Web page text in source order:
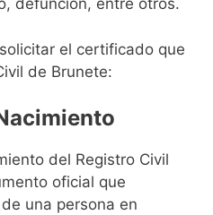
defunción, entre otros.
el certificado que
de Brunete:
del Registro Civil
oficial que
una persona en